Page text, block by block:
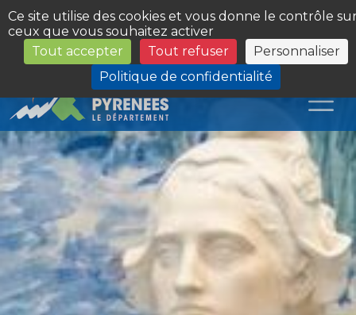
Panneau de gestion des cookies
Ce site utilise des cookies et vous donne le contrôle
ceux que vous souhaitez activer
Tout accepter
Tout refuser
Personnaliser
Politique de confidentialité
Les Sites du Département